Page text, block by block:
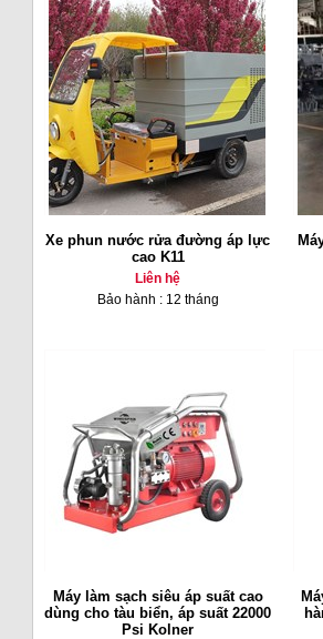
Xe phun nước rửa đường áp lực
cao K11
Liên hệ
Bảo hành : 12 tháng
Máy làm sạch siêu áp suất cao
dùng cho tàu biển, áp suất 22000
Psi Kolner